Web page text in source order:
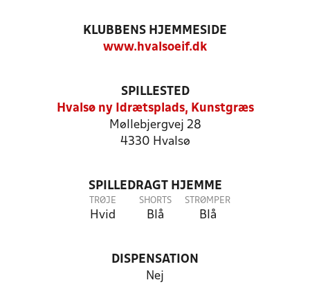
KLUBBENS HJEMMESIDE
www.hvalsoeif.dk
SPILLESTED
Hvalsø ny Idrætsplads, Kunstgræs
Møllebjergvej 28
4330 Hvalsø
SPILLEDRAGT HJEMME
TRØJE
Hvid
SHORTS
Blå
STRØMPER
Blå
DISPENSATION
Nej